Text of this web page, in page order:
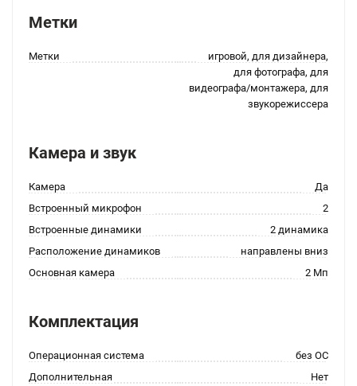
Метки
Метки
игровой, для дизайнера,
для фотографа, для
видеографа/монтажера, для
звукорежиссера
Камера и звук
Камера
Да
Встроенный микрофон
2
Встроенные динамики
2 динамика
Расположение динамиков
направлены вниз
Основная камера
2 Мп
Комплектация
Операционная система
без ОС
Дополнительная
Нет